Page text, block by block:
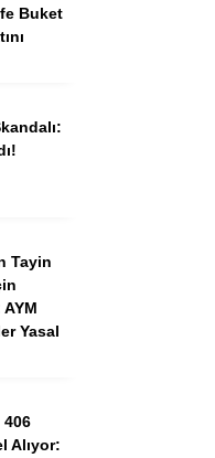
Buket
Tayin
Yasal
406
Alıyor: